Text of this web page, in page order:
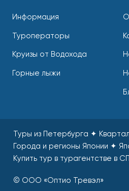
Информация
Туроператоры
Круизы от Водохода
Горные лыжи
О
Туры из Петербурга ✦
Города и регионы Японии ✦
Купить тур в турагентстве в
© ООО «Оптио Тревэл»